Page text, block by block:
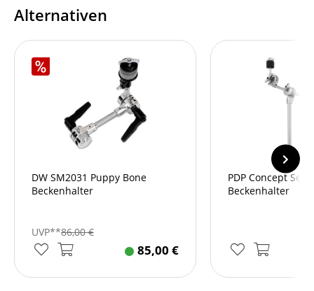
Alternativen
DW SM2031 Puppy Bone
Beckenhalter
UVP**86,00€
85,00 €
PDP Concept
Beckenhalter